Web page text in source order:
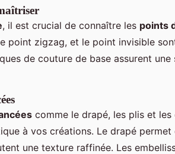
, il est crucial de connaître les points
point zigzag, et le point invisible
de couture de base assurent
comme le drapé, les plis et les
à vos créations. Le drapé permet
une texture raffinée. Les